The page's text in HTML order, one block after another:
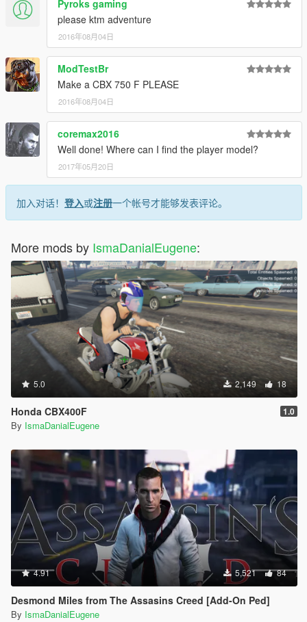
Pyroks gaming
please ktm adventure
2016年08月04日
ModTestBr
Make a CBX 750 F PLEASE
2016年08月04日
coremax2016
Well done! Where can I find the player model?
2017年05月20日
加入对话！ 登入或注册一个帐号才能够发表评论。
More mods by IsmaDanialEugene:
5.0 2,149 18
Honda CBX400F 1.0
By IsmaDanialEugene
4.91 5,521 84
Desmond Miles from The Assasins Creed [Add-On Ped]
By IsmaDanialEugene